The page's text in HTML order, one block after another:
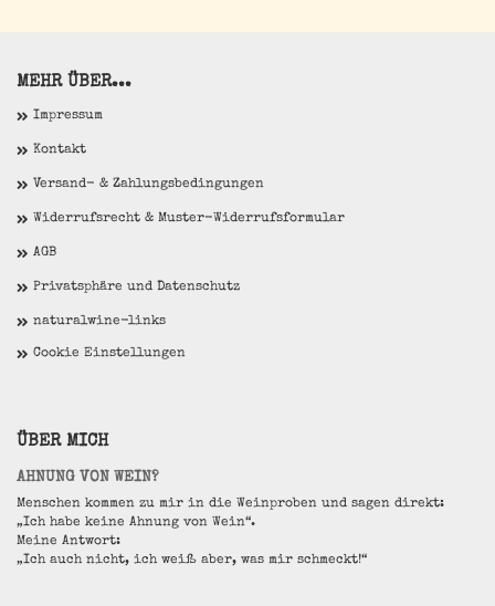
MEHR ÜBER...
Impressum
Kontakt
Versand- & Zahlungsbedingungen
Widerrufsrecht & Muster-Widerrufsformular
AGB
Privatsphäre und Datenschutz
naturalwine-links
Cookie Einstellungen
ÜBER MICH
AHNUNG VON WEIN?
Menschen kommen zu mir in die Weinproben und sagen direkt:
„Ich habe keine Ahnung von Wein“.
Meine Antwort:
„Ich auch nicht, ich weiß aber, was mir schmeckt!“